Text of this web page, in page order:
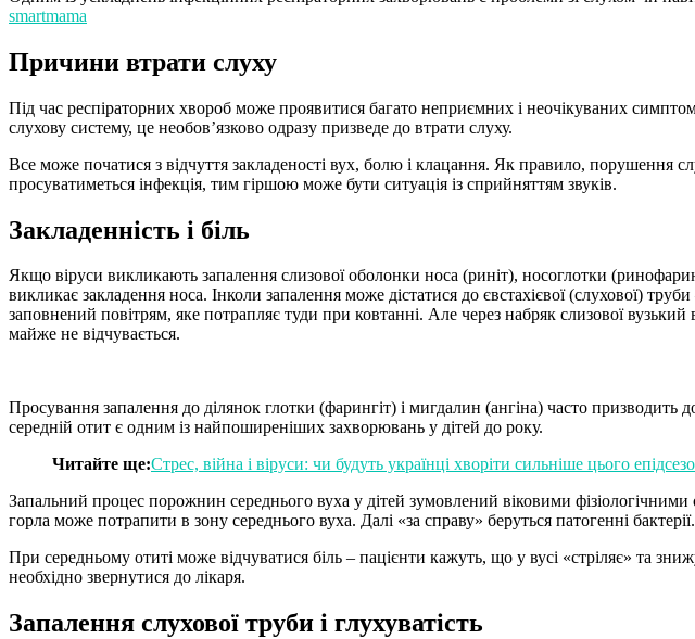
smartmama
Причини втрати слуху
Під час респіраторних хвороб може проявитися багато неприємних і неочікуваних
слухову систему, це необов’язково одразу призведе до втрати слуху.
Все може початися з відчуття закладеності вух, болю і клацання. Як правило, порушення
просуватиметься інфекція, тим гіршою може бути ситуація із сприйняттям звуків.
Закладенність і біль
Якщо віруси викликають запалення слизової оболонки носа (риніт), носоглотки
викликає закладення носа. Інколи запалення може дістатися до євстахієвої (слухової)
заповнений повітрям, яке потрапляє туди при ковтанні. Але через набряк слизової
майже не відчувається.
Просування запалення до ділянок глотки (фарингіт) і мигдалин (ангіна) часто
середній отит є одним із найпоширеніших захворювань у дітей до року.
Читайте ще:Стрес, війна і віруси: чи будуть українці хворіти сильніше цього
Запальний процес порожнин середнього вуха у дітей зумовлений віковими
горла може потрапити в зону середнього вуха. Далі «за справу» беруться патогенні бактерії.
При середньому отиті може відчуватися біль – пацієнти кажуть, що у вусі «стріляє» та
необхідно звернутися до лікаря.
Запалення слухової труби і глухуватість